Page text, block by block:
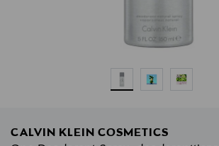
CALVIN KLEIN COSMETICS